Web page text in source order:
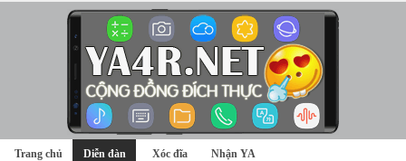
Trang chủ Diễn đàn Xóc đĩa Nhận YA